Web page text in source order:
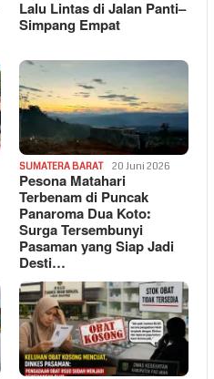
Lalu Lintas di Jalan Panti–
Simpang Empat
SUMATERA BARAT 20 Juni 2026
Pesona Matahari
Terbenam di Puncak
Panaroma Dua Koto:
Surga Tersembunyi
Pasaman yang Siap Jadi
Desti…